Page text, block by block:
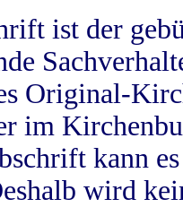
ist der
Original-
im
kann
wird